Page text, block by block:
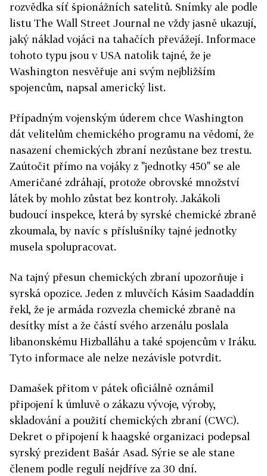
rozvědka síť špionážních satelitů. Snímky ale podle
listu The Wall Street Journal ne vždy jasně ukazují,
jaký náklad vojáci na tahačích převážejí. Informace
tohoto typu jsou v USA natolik tajné, že je
Washington nesvěřuje ani svým nejbližším
spojencům, napsal americký list.
Případným vojenským úderem chce Washington
dát velitelům chemického programu na vědomí, že
nasazení chemických zbraní nezůstane bez trestu.
Zaútočit přímo na vojáky z "jednotky 450" se ale
Američané zdráhají, protože obrovské množství
látek by mohlo zůstat bez kontroly. Jakákoli
budoucí inspekce, která by syrské chemické zbraně
zkoumala, by navíc s příslušníky tajné jednotky
musela spolupracovat.
Na tajný přesun chemických zbraní upozorňuje i
syrská opozice. Jeden z mluvčích Kásim Saadaddín
řekl, že je armáda rozvezla chemické zbraně na
desítky míst a že částí svého arzenálu poslala
libanonskému Hizballáhu a také spojencům v Iráku.
Tyto informace ale nelze nezávisle potvrdit.
Damašek přitom v pátek oficiálně oznámil
připojení k úmluvě o zákazu vývoje, výroby,
skladování a použití chemických zbraní (CWC).
Dekret o připojení k haagské organizaci podepsal
syrský prezident Bašár Asad. Sýrie se ale stane
členem podle regulí nejdříve za 30 dní.